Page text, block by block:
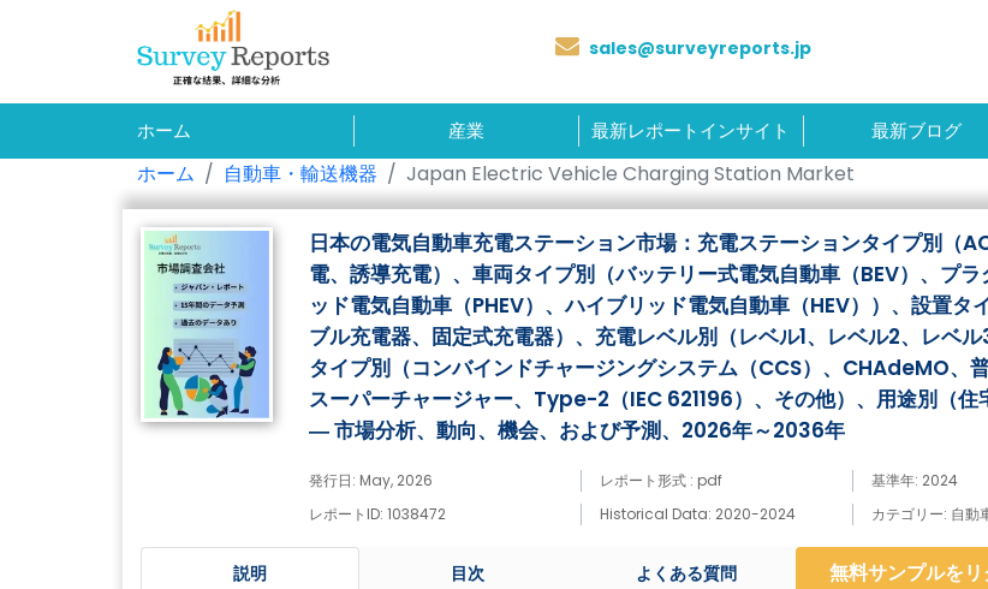
sales@surveyreports.jp
ホーム 産業 最新レポートインサイト 最新ブログ
ホーム 自動車・輸送機器 Japan Electric Vehicle Charging Station Market
日本の電気自動車充電ステーション市場：充電ステーションタイプ別（
電、誘導充電）、車両タイプ別（バッテリー式電気自動車（BEV）、プラ
ッド電気自動車（PHEV）、ハイブリッド電気自動車（HEV））、設置タ
ブル充電器、固定式充電器）、充電レベル別（レベル1、レベル2、レベ
タイプ別（コンバインドチャージングシステム（CCS）、CHAdeMO、
スーパーチャージャー、Type-2（IEC 621196）、その他）、用途別（住
― 市場分析、動向、機会、および予測、2026年～2036年
発行日: May, 2026 レポート形式 : pdf
基準年: 2024
レポートID: 1038472
Historical Data: 2020-2024 カテゴリー: 自動
説明 目次 よくある質問 無料サンプルを